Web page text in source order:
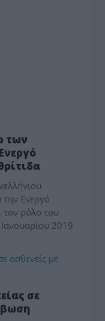
των
Ενεργό
τον ρόλο του
2019
σε